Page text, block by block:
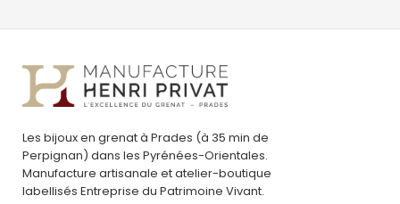
Les bijoux en grenat à Prades (à 35 min de
Perpignan) dans les Pyrénées-Orientales.
Manufacture artisanale et atelier-boutique
labellisés Entreprise du Patrimoine Vivant.